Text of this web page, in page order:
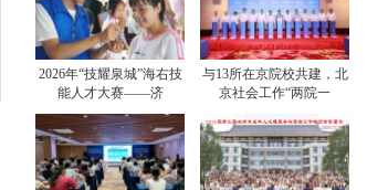
2026年“技耀泉城”海右技
能人才大赛——济
与13所在京院校共建，北
京社会工作“两院一